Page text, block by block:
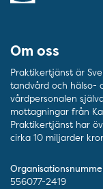
Om oss
Praktikertjänst är
tandvård och hälso-
vårdpersonalen
mottagningar från
Praktikertjänst har
cirka 10 miljarder
556077-2419